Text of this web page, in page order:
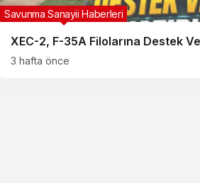
XEC-2, F-35A Filolarına Destek
Savunma Sanayii Haberleri
3 hafta önce